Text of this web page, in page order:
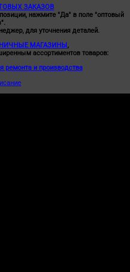
ЗАКАЗОВ
нажмите "Да" в поле "оптовый
для уточнения деталей.
МАГАЗИНЫ ,
ассортиментов товаров:
ремонта и производства